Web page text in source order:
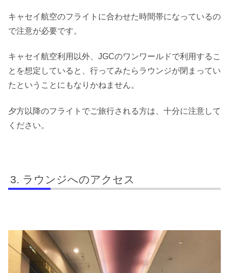
キャセイ航空のフライトに合わせた時間帯になっているの
で注意が必要です。
キャセイ航空利用以外、JGCのワンワールドで利用するこ
とを想定していると、行ってみたらラウンジが閉まってい
たということにもなりかねません。
夕方以降のフライトでご旅行される方は、十分に注意して
ください。
ラウンジへのアクセス